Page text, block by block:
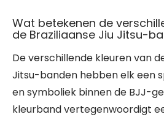
Wat betekenen de
de Braziliaanse Jiu Jitsu-
De verschillende kleuren van
Jitsu-banden hebben elk een
en symboliek binnen de BJJ-
kleurband vertegenwoordigt